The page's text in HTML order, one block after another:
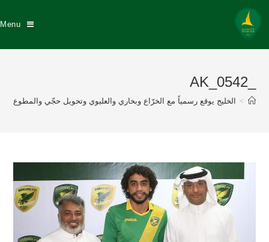
Menu
> الخليج يوقع رسمياً مع الخرّاع وبخاري والعليوي وتحويل حجّي والمطوع إلى